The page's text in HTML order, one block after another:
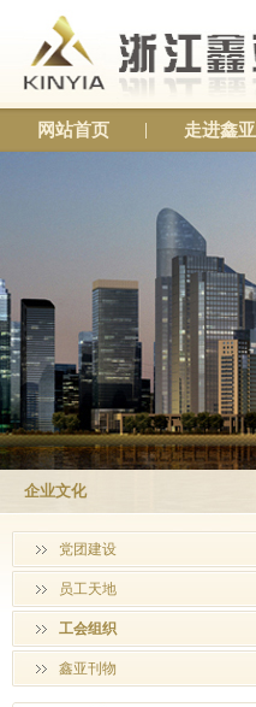
网站首页 走进鑫亚
企业文化
党团建设
员工天地
工会组织
鑫亚刊物